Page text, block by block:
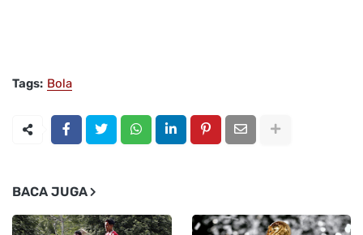
Tags: Bola
BACA JUGA